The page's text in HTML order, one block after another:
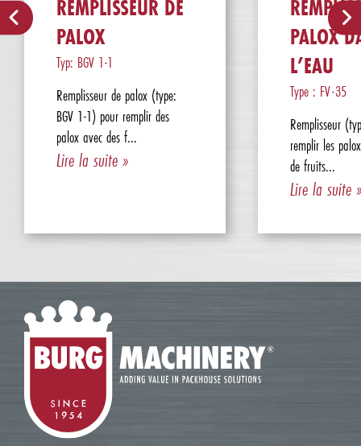
REMPLISSEUR DE
PALOX
Typ: BGV 1-1
Remplisseur de palox (type:
BGV 1-1) pour remplir des
palox avec des f...
Lire la suite »
PALOX
L’EAU
Type : FV-35
Remplisseur
remplir les
de fruits...
Lire la suite